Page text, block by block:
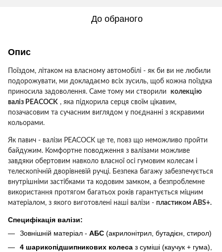
До обраного
Опис
Поїздом, літаком на власному автомобілі - як би ви не любили
подорожувати, ми докладаємо всіх зусиль, щоб кожна поїздка
приносила задоволення. Саме тому ми створили колекцію
валіз PEACOCK , яка підкорила серця своїм цікавим,
позачасовим та сучасним виглядом у поєднанні з яскравими
кольорами.
Як павич - валізи PEACOCK це те, повз що неможливо пройти
байдужим. Комфортне поводження з валізами можливе
завдяки обертовим навколо власної осі гумовим колесам і
телескопічній дворівневій ручці. Безпека багажу забезпечується
внутрішніми застібками та кодовим замком, а безпроблемне
використання протягом багатьох років гарантується міцним
матеріалом, з якого виготовлені наші валізи - пластиком ABS+.
Специфікація валізи:
Зовнішній матеріал - АБС (акрилонітрил, бутадієн, стирол)
4 шарикопідшипникових колеса з суміші (каучук + гума),